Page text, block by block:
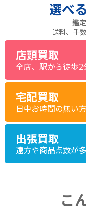
選べる
鑑
送料、手
店頭買取
全店、駅から徒歩2
宅配買取
日中お時間の無い
出張買取
遠方や商品点数が
こ